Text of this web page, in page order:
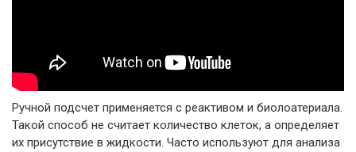
Ручной подсчет применяется с реактивом и биолоатериала.
Такой способ не считает количество клеток, а определяет
их присутствие в жидкости. Часто используют для анализа